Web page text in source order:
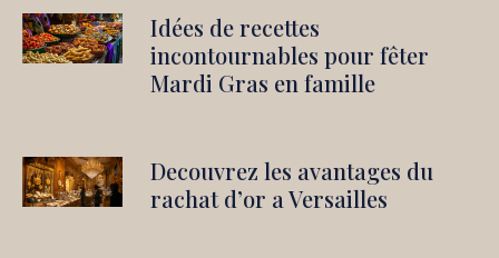
Idées de recettes
incontournables pour fêter
Mardi Gras en famille
Decouvrez les avantages du
rachat d’or a Versailles